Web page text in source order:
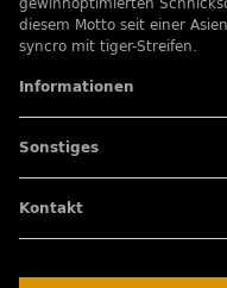
gewinnoptimierten
diesem Motto seit einer
syncro mit tiger-Streifen.
Informationen
Sonstiges
Kontakt